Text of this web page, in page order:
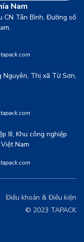
Nam
CN Tân Bình, Đường số
Thị xã Từ Sơn,
III, Khu công nghiệp
Nam
© 2023 TAPACK
Điều khoản & Điều kiện